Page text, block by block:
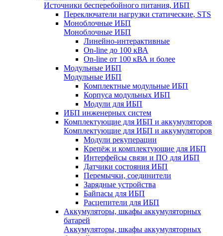
Источники бесперебойного питания, ИБП
Переключатели нагрузки статические, STS
Моноблочные ИБП
Моноблочные ИБП
Линейно-интерактивные
On-line до 100 кВА
On-line от 100 кВА и более
Модульные ИБП
Модульные ИБП
Комплектные модульные ИБП
Корпуса модульных ИБП
Модули для ИБП
ИБП инженерных систем
Комплектующие для ИБП и аккумуляторов
Комплектующие для ИБП и аккумуляторов
Модули рекуперации
Крепёж и комплектующие для ИБП
Интерфейсы связи и ПО для ИБП
Датчики состояния ИБП
Перемычки, соединители
Зарядные устройства
Байпасы для ИБП
Расцепители для ИБП
Аккумуляторы, шкафы аккумуляторных
батарей
Аккумуляторы, шкафы аккумуляторных